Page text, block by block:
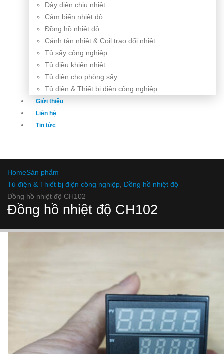
Dây điện chịu nhiệt
Cảm biến nhiệt độ
Đồng hồ nhiệt độ
Cánh tản nhiệt & Coil trao đổi nhiệt
Tủ sấy công nghiệp
Tủ điều khiển nhiệt
Tủ điện cho phòng sấy
Tủ điện & Thiết bị điện công nghiệp
Giới thiệu
Liên hệ
Tin tức
HomeSản phẩm
Tủ điện & Thiết bị điện công nghiệp Đồng hồ nhiệt độ
Đồng hồ nhiệt độ CH102
Đồng hồ nhiệt độ CH102